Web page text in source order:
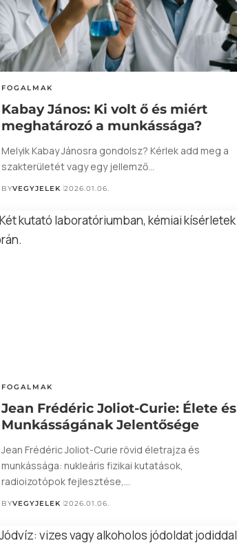
FOGALMAK
Kabay János: Ki volt ő és miért
meghatározó a munkássága?
Melyik Kabay Jánosra gondolsz? Kérlek add meg a
szakterületét vagy egy jellemző…
BYVEGYJELEK 2026.01.06.
FOGALMAK
Jean Frédéric Joliot-Curie: Élete és
Munkásságának Jelentősége
Jean Frédéric Joliot-Curie rövid életrajza és
munkássága: nukleáris fizikai kutatások,
radioizotópok fejlesztése,…
BYVEGYJELEK 2026.01.06.